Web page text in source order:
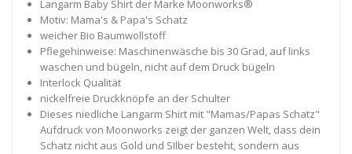
Langarm Baby Shirt der Marke Moonworks®
Motiv: Mama's & Papa's Schatz
weicher Bio Baumwollstoff
Pflegehinweise: Maschinenwäsche bis 30 Grad, auf links
waschen und bügeln, nicht auf dem Druck bügeln
Interlock Qualität
nickelfreie Druckknöpfe an der Schulter
Dieses niedliche Langarm Shirt mit "Mamas/Papas Schatz"
Aufdruck von Moonworks zeigt der ganzen Welt, dass dein
Schatz nicht aus Gold und SIlber besteht, sondern aus